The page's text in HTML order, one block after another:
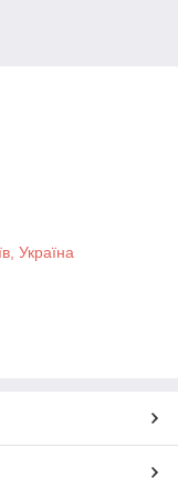
Україна